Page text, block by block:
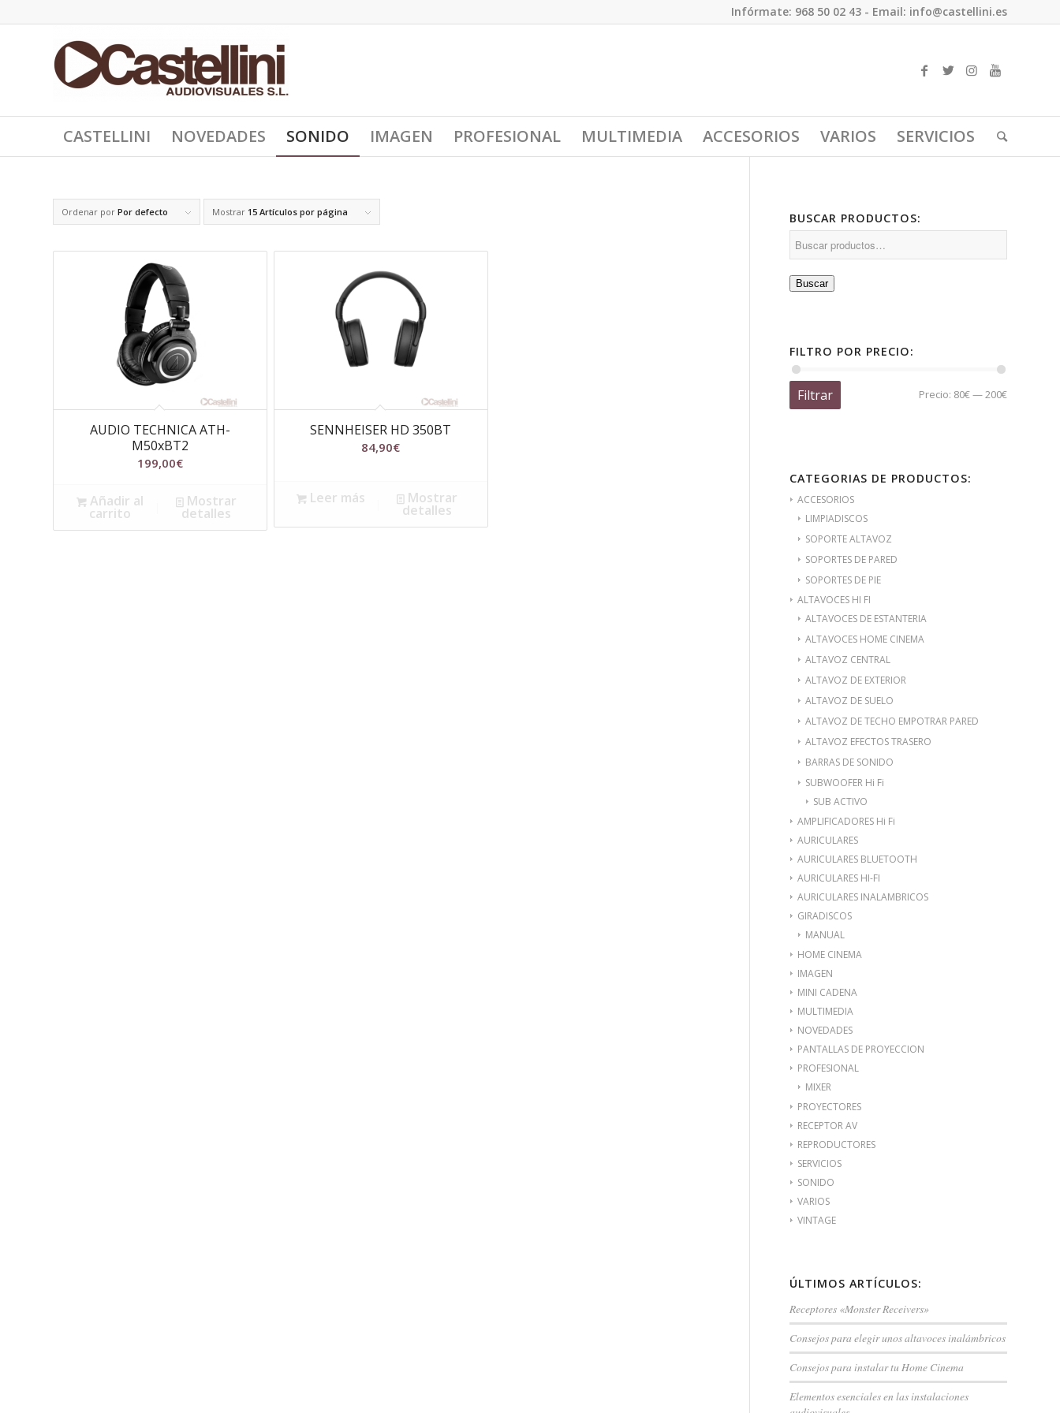
Infórmate: 968 50 02 43 - Email: info@castellini.es
CASTELLINI NOVEDADES SONIDO IMAGEN PROFESIONAL MULTIMEDIA ACCESORIOS VARIOS SERVICIOS
Ordenar por Por defecto Mostrar 15 Artículos por página
AUDIO TECHNICA ATH-
M50xBT2
199,00€
Añadir al
carrito
Mostrar
detalles
SENNHEISER HD 350BT
84,90€
Leer más Mostrar
detalles
BUSCAR PRODUCTOS:
Buscar
FILTRO POR PRECIO:
Filtrar Precio: 80€—200€
CATEGORIAS DE PRODUCTOS:
ACCESORIOS
LIMPIADISCOS
SOPORTE ALTAVOZ
SOPORTES DE PARED
SOPORTES DE PIE
ALTAVOCES HI FI
ALTAVOCES DE ESTANTERIA
ALTAVOCES HOME CINEMA
ALTAVOZ CENTRAL
ALTAVOZ DE EXTERIOR
ALTAVOZ DE SUELO
ALTAVOZ DE TECHO EMPOTRAR PARED
ALTAVOZ EFECTOS TRASERO
BARRAS DE SONIDO
SUBWOOFER Hi Fi
SUB ACTIVO
AMPLIFICADORES Hi Fi
AURICULARES
AURICULARES BLUETOOTH
AURICULARES HI-FI
AURICULARES INALAMBRICOS
GIRADISCOS
MANUAL
HOME CINEMA
IMAGEN
MINI CADENA
MULTIMEDIA
NOVEDADES
PANTALLAS DE PROYECCION
PROFESIONAL
MIXER
PROYECTORES
RECEPTOR AV
REPRODUCTORES
SERVICIOS
SONIDO
VARIOS
VINTAGE
ÚLTIMOS ARTÍCULOS:
Receptores «Monster Receivers»
Consejos para elegir unos altavoces inalámbricos
Consejos para instalar tu Home Cinema
Elementos esenciales en las instalaciones